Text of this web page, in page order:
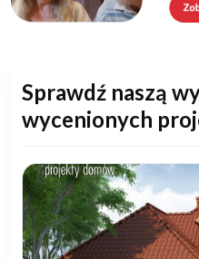
Sprawdź naszą
wycenionych